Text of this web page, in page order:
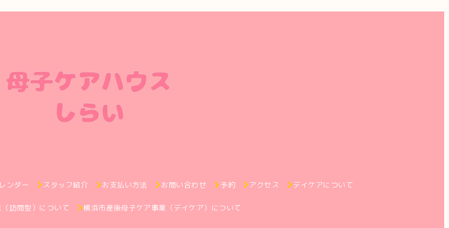
ンダー スタッフ紹介 お支払い方法 お問い合わせ 予約 アクセス デイケアについて
訪問型）について 横浜市産後母子ケア事業（デイケア）について